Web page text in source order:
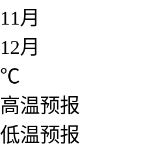
11月
12月
℃
高温预报
低温预报